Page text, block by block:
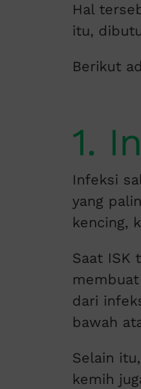
Hal
itu,
Berikut
1.
Infeksi
yang
kencing,
Saat ISK
dari
bawah
Selain
kemih